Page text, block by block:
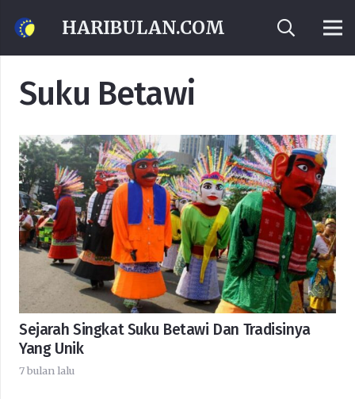
HARIBULAN.COM
Suku Betawi
Sejarah Singkat Suku Betawi Dan Tradisinya
Yang Unik
7 bulan lalu